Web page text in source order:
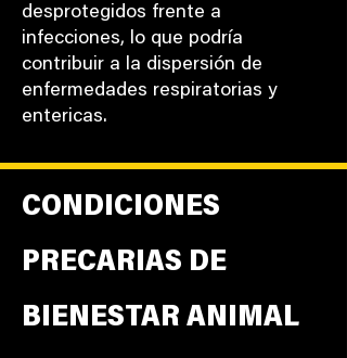
desprotegidos frente a
infecciones, lo que podría
contribuir a la dispersión de
enfermedades respiratorias y
entericas.
CONDICIONES
PRECARIAS DE
BIENESTAR ANIMAL